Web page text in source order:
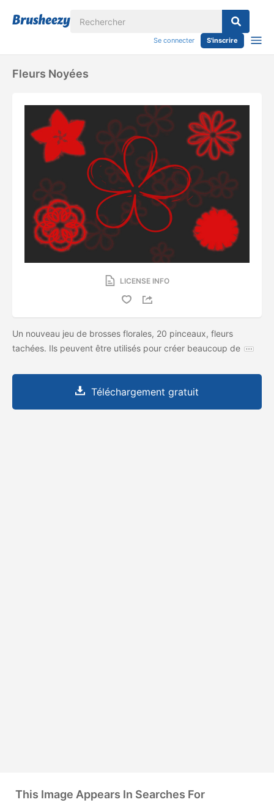
Se connecter S'inscrire
Fleurs Noyées
LICENSE INFO
Un nouveau jeu de brosses florales, 20 pinceaux, fleurs
tachées. Ils peuvent être utilisés pour créer beaucoup de
Téléchargement gratuit
This Image Appears In Searches For